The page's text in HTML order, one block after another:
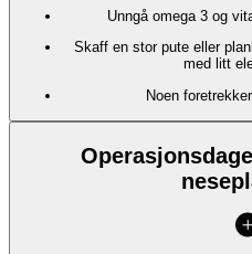
Unngå omega 3 og
Skaff en stor pute eller
med litt
Noen